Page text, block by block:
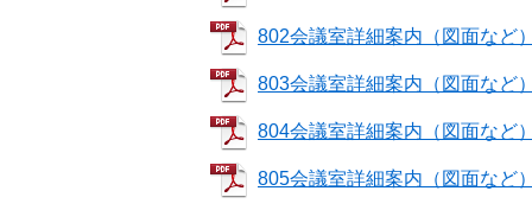
802会議室詳細案内（図面など）
803会議室詳細案内（図面など）
804会議室詳細案内（図面など）
805会議室詳細案内（図面など）